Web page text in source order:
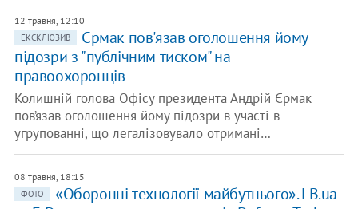
12 травня, 12:10
ЕКСКЛЮЗИВ
Єрмак пов'язав оголошення йому
підозри з "публічним тиском" на
правоохоронців
Колишній голова Офісу президента Андрій Єрмак
пов’язав оголошення йому підозри в участі в
угрупованні, що легалізовувало отримані…
08 травня, 18:15
ФОТО
«Оборонні технології майбутнього». LB.ua